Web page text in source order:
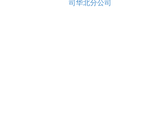
司华北分公司